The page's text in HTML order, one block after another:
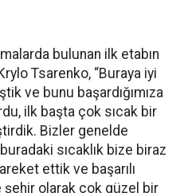
bulunan ilk etabın
Tsarenko, “Buraya iyi
ve bunu başardığımıza
ilk başta çok sıcak bir
Bizler genelde
buradaki sıcaklık bize biraz
ettik ve başarılı
şehir olarak çok güzel bir